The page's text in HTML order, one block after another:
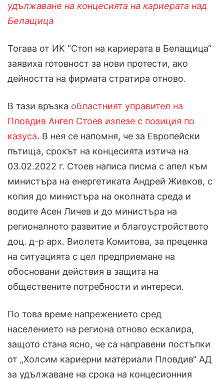
удължаване на концесията на кариерата над
Белащица
Тогава от ИК “Стоп на кариерата в Белащица“
заявиха готовност за нови протести, ако
дейността на фирмата стратира отново.
В тази връзка областният управител на
Пловдив Ангел Стоев излезе с позиция по
казуса. В нея се напомня, че за Европейски
пътища, срокът на концесията изтича на
03.02.2022 г. Стоев написа писма с апел към
министъра на енергетиката Андрей Живков, с
копия до министъра на околната среда и
водите Асен Личев и до министъра на
регионалното развитие и благоустройството
доц. д-р арх. Виолета Комитова, за преценка
на ситуацията с цел предприемане на
обосновани действия в защита на
обществените потребности и интереси.
По това време напрежението сред
населението на региона отново ескалира,
защото стана ясно, че са направени постъпки
от „Холсим кариерни материали Пловдив“ АД
за удължаване на срока на концесионния